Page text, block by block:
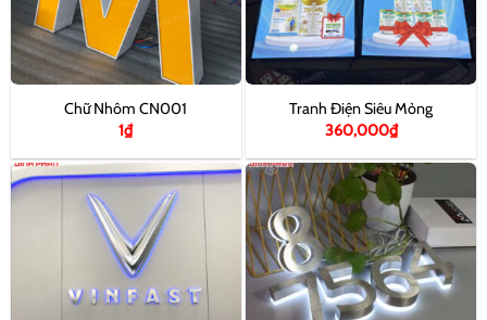
Chữ Nhôm CN001
1₫
Tranh Điện Siêu Mỏng
360,000₫